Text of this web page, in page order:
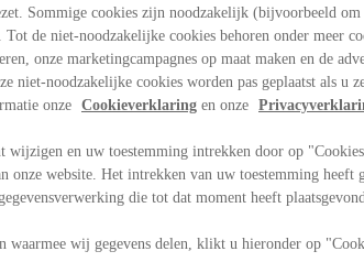
Sommige cookies zijn noodzakelijk (bijvoorbeeld om
de niet-noodzakelijke cookies behoren onder meer
onze marketingcampagnes op maat maken en de
niet-noodzakelijke cookies worden pas geplaatst als u
onze
Cookieverklaring en onze
wijzigen en uw toestemming intrekken door op "Cookies
onze website. Het intrekken van uw toestemming heeft
die tot dat moment heeft
waarmee wij gegevens delen, klikt u hieronder op